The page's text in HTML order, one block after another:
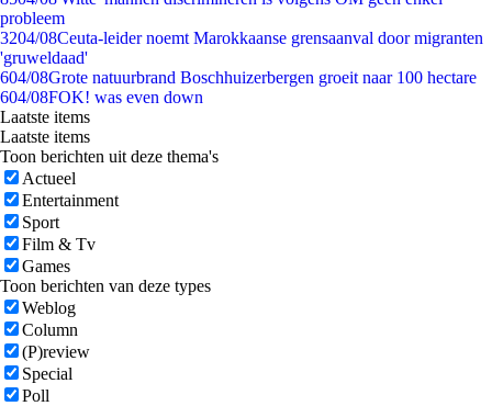
probleem
3204/08Ceuta-leider noemt Marokkaanse grensaanval door migranten
'gruweldaad'
604/08Grote natuurbrand Boschhuizerbergen groeit naar 100 hectare
604/08FOK! was even down
Laatste items
Laatste items
Toon berichten uit deze thema's
Actueel
Entertainment
Sport
Film & Tv
Games
Toon berichten van deze types
Weblog
Column
(P)review
Special
Poll